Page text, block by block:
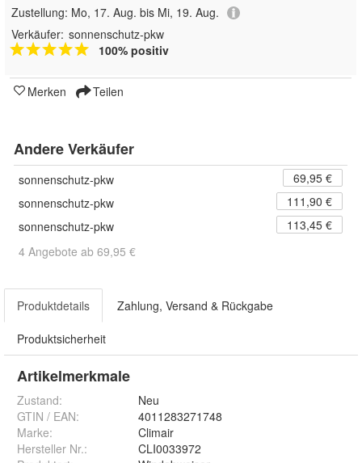
Zustellung: Mo, 17. Aug. bis Mi, 19. Aug.
Verkäufer: sonnenschutz-pkw
100% positiv
Merken Teilen
Andere Verkäufer
sonnenschutz-pkw
69,95 €
sonnenschutz-pkw
111,90 €
sonnenschutz-pkw
113,45 €
4 Angebote ab 69,95 €
Produktdetails Zahlung, Versand & Rückgabe
Produktsicherheit
Artikelmerkmale
Zustand:
Neu
GTIN / EAN:
4011283271748
Marke:
Climair
Hersteller Nr.:
CLI0033972